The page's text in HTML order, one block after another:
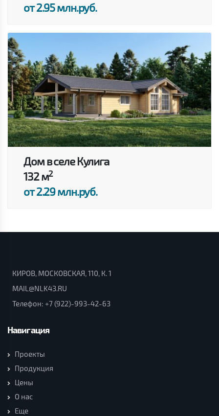
от 2.95 млн.руб.
Дом в селе Кулига
132 м2
от 2.29 млн.руб.
КИРОВ, МОСКОВСКАЯ, 110, К. 1
MAIL@NLK43.RU
Телефон: +7 (922)-993-42-63
Навигация
Проекты
Продукция
Цены
О нас
Еще